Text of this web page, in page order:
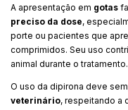
A apresentação em gotas
preciso da dose,
porte ou pacientes que
comprimidos. Seu uso
animal durante o tratamento.
O uso da dipirona deve
veterinário, respeitando a